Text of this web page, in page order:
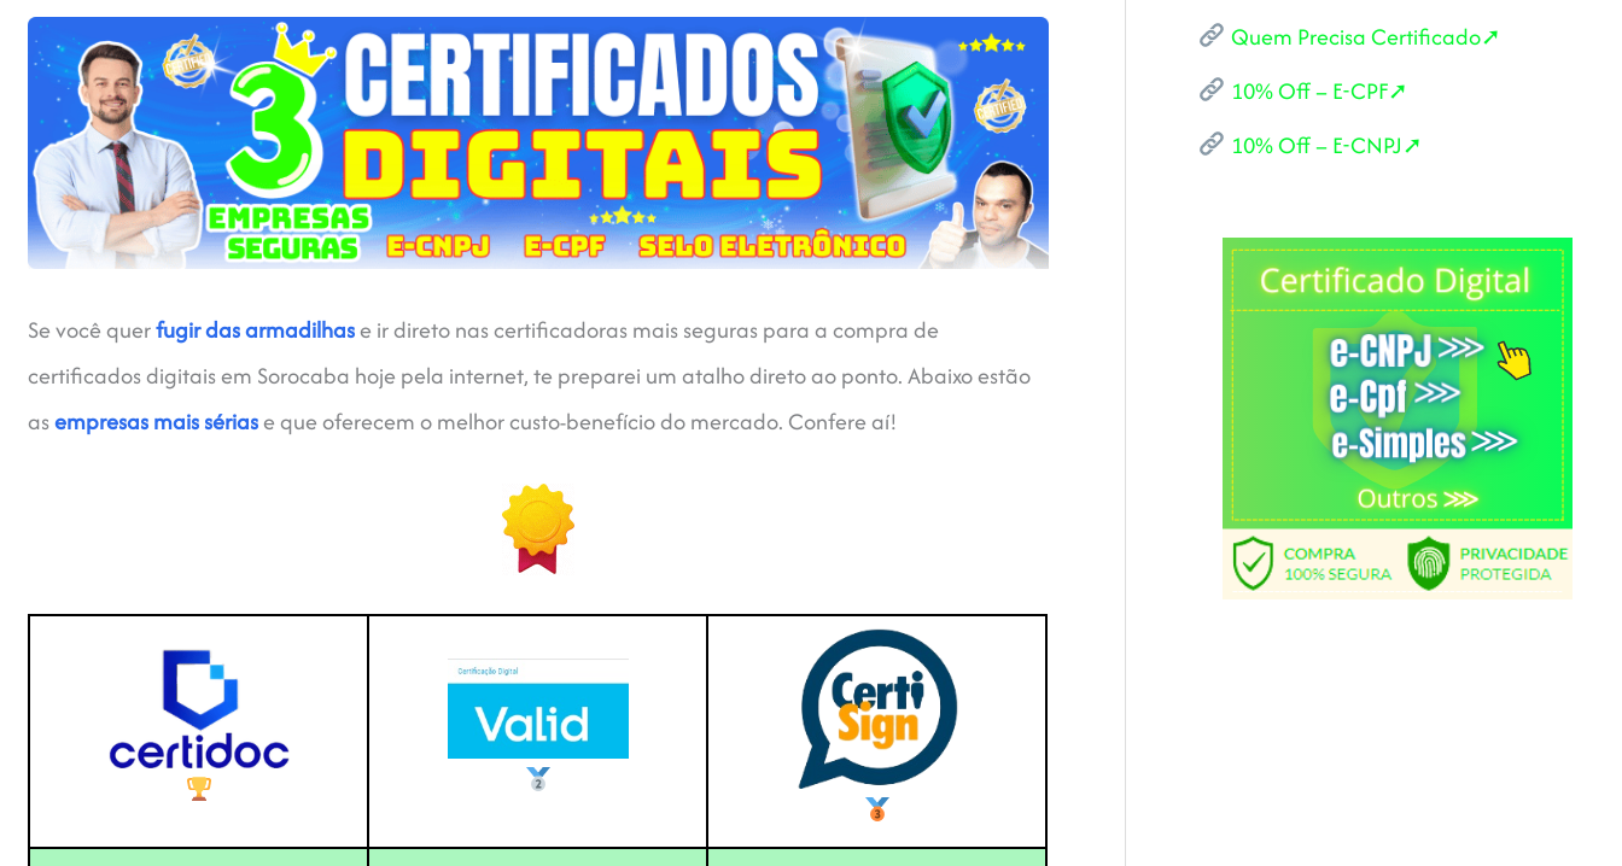
Se você querfugir das armadilhase ir direto nas certificadoras mais seguras para a compra de
certificados digitais em Sorocaba hoje pela internet, te preparei um atalho direto ao ponto. Abaixo estão
asempresas mais sériase que oferecem o melhor custo-benefício do mercado. Confere aí!
Quem Precisa Certificado➚
10% Off – E-CPF➚
10% Off – E-CNPJ➚